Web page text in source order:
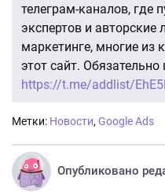
телеграм-каналов, где
экспертов и авторские
маркетинге, многие из
этот сайт.
https://t.me/addlist/
Метки: Новости, Google Ads
Опубликовано